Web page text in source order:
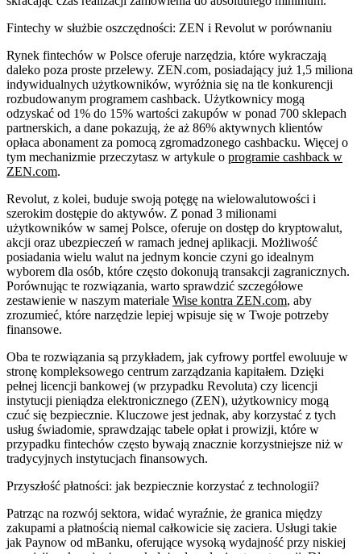
Fintechy w służbie oszczędności: ZEN i Revolut w porównaniu
Rynek fintechów w Polsce oferuje narzędzia, które wykraczają
daleko poza proste przelewy. ZEN.com, posiadający już 1,5 miliona
indywidualnych użytkowników, wyróżnia się na tle konkurencji
rozbudowanym programem cashback. Użytkownicy mogą
odzyskać od 1% do 15% wartości zakupów w ponad 700 sklepach
partnerskich, a dane pokazują, że aż 86% aktywnych klientów
opłaca abonament za pomocą zgromadzonego cashbacku. Więcej o
tym mechanizmie przeczytasz w artykule o programie cashback w
ZEN.com.
Revolut, z kolei, buduje swoją potęgę na wielowalutowości i
szerokim dostępie do aktywów. Z ponad 3 milionami
użytkowników w samej Polsce, oferuje on dostęp do kryptowalut,
akcji oraz ubezpieczeń w ramach jednej aplikacji. Możliwość
posiadania wielu walut na jednym koncie czyni go idealnym
wyborem dla osób, które często dokonują transakcji zagranicznych.
Porównując te rozwiązania, warto sprawdzić szczegółowe
zestawienie w naszym materiale Wise kontra ZEN.com, aby
zrozumieć, które narzędzie lepiej wpisuje się w Twoje potrzeby
finansowe.
Oba te rozwiązania są przykładem, jak cyfrowy portfel ewoluuje w
stronę kompleksowego centrum zarządzania kapitałem. Dzięki
pełnej licencji bankowej (w przypadku Revoluta) czy licencji
instytucji pieniądza elektronicznego (ZEN), użytkownicy mogą
czuć się bezpiecznie. Kluczowe jest jednak, aby korzystać z tych
usług świadomie, sprawdzając tabele opłat i prowizji, które w
przypadku fintechów często bywają znacznie korzystniejsze niż w
tradycyjnych instytucjach finansowych.
Przyszłość płatności: jak bezpiecznie korzystać z technologii?
Patrząc na rozwój sektora, widać wyraźnie, że granica między
zakupami a płatnością niemal całkowicie się zaciera. Usługi takie
jak Paynow od mBanku, oferujące wysoką wydajność przy niskiej